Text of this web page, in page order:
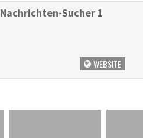
Nachrichten-Sucher 1
WEBSITE